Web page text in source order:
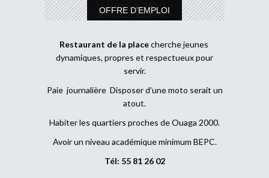
OFFRE D’EMPLOI
Restaurant de la placecherche jeunes
dynamiques, propres et respectueux pour
servir.
Paie journalière Disposer d’une moto serait un
atout.
Habiter les quartiers proches de Ouaga 2000.
Avoir un niveau académique minimum BEPC.
Tél: 55 81 26 02